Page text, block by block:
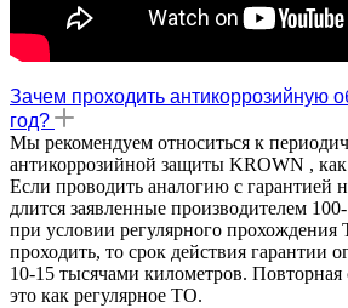
Зачем проходить антикоррозийную
год?
Мы рекомендуем относиться к
антикоррозийной защиты KROWN ,
Если проводить аналогию с гарантией
длится заявленные производителем
при условии регулярного
проходить, то срок действия гарантии
10-15 тысячами километров.
это как регулярное ТО.